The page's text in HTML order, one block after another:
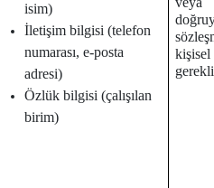
isim)
İletişim bilgisi (telefon
numarası, e-posta
adresi)
Özlük bilgisi (çalışılan
birim)